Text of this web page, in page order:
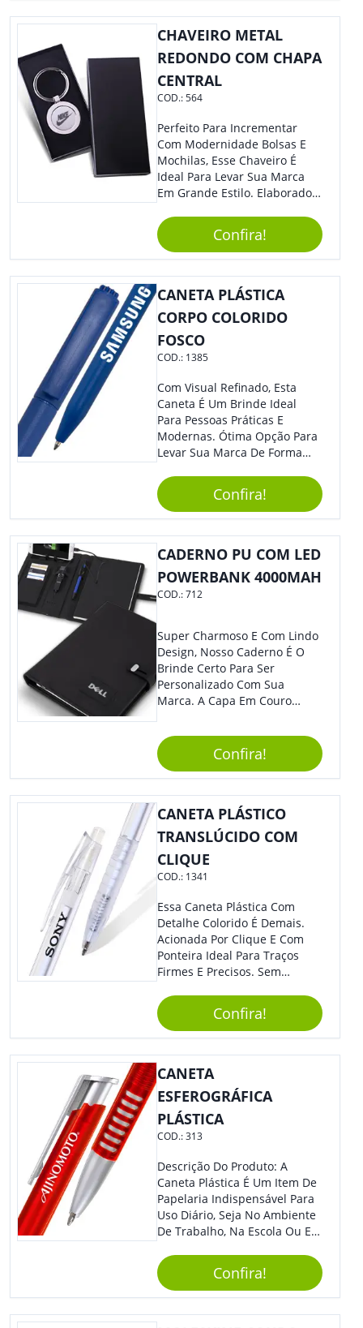
CHAVEIRO METAL
REDONDO COM CHAPA
CENTRAL
COD.:564
Perfeito Para Incrementar
Com Modernidade Bolsas E
Mochilas, Esse Chaveiro É
Ideal Para Levar Sua Marca
Em Grande Estilo. Elaborado A
O Brinde Se Adequa A
Diversos Públicos. Não Perca
A Chance De Elevar A
Visibilidade De Sua Empresa!
Confira!
CANETA PLÁSTICA
CORPO COLORIDO
FOSCO
COD.: 1385
Com Visual Refinado, Esta
Caneta É Um Brinde Ideal
Para Pessoas Práticas E
Modernas. Ótima Opção Para
Levar Sua Marca De Forma
Sua Empresa Em Eventos,
Reuniões Corporativas Ou Até
Mesmo Para Presentear
Colaboradores.
Confira!
CADERNO PU COM LED
POWERBANK 4000MAH
COD.:712
Super Charmoso E Com Lindo
Design, Nosso Caderno É O
Brinde Certo Para Ser
Personalizado Com Sua
Marca. A Capa Em Couro
Elástico Permite Maior
Segurança Ao Carregá-Lo.
Ofereça A Seus Clientes E
Colaboradores, Sem Dúvidas
Eles Irão Adorar.
Confira!
CANETA PLÁSTICO
TRANSLÚCIDO COM
CLIQUE
COD.: 1341
Essa Caneta Plástica Com
Detalhe Colorido É Demais.
Acionada Por Clique E Com
Ponteira Ideal Para Traços
Firmes E Precisos. Sem
Brinde Para Representar Sua
Marca. Dimensões: 1.6 Cm X
14 Cm X 1.6 Cm
Confira!
CANETA
ESFEROGRÁFICA
PLÁSTICA
COD.:313
Descrição Do Produto: A
Caneta Plástica É Um Item De
Papelaria Indispensável Para
Uso Diário, Seja No Ambiente
De Trabalho, Na Escola Ou Em
Resistente, Possui Tinta De
Qualidade Que Garante Uma
Escrita Suave E Sem Borrões.
Benefícios: - Praticidade: Leve
Confira!